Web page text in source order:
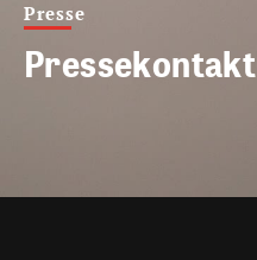
Presse
Pressekontakt